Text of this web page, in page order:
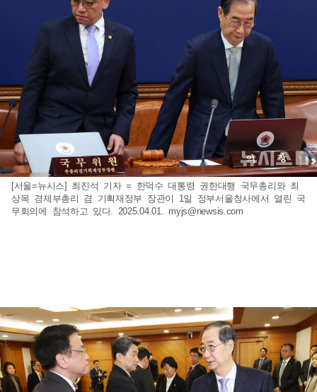
[서울=뉴시스] 최진석 기자 = 한덕수 대통령 권한대행 국무총리와 최
상목 경제부총리 겸 기획재정부 장관이 1일 정부서울청사에서 열린 국
무회의에 참석하고 있다. 2025.04.01. myjs@newsis.com